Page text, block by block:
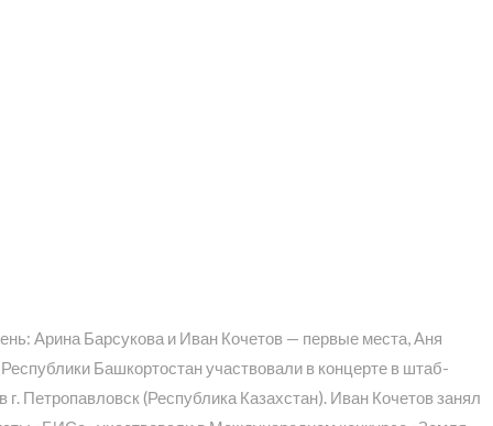
Арина Барсукова и Иван Кочетов — первые места, Аня
Башкортостан участвовали в концерте в штаб-
Петропавловск (Республика Казахстан). Иван Кочетов занял